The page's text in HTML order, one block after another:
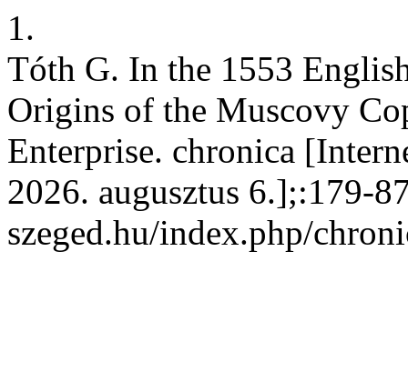
1.
Tóth G. In the 1553
Origins of the Muscovy
Enterprise. chronica
2026. augusztus 6.];:179-
szeged.hu/index.php/